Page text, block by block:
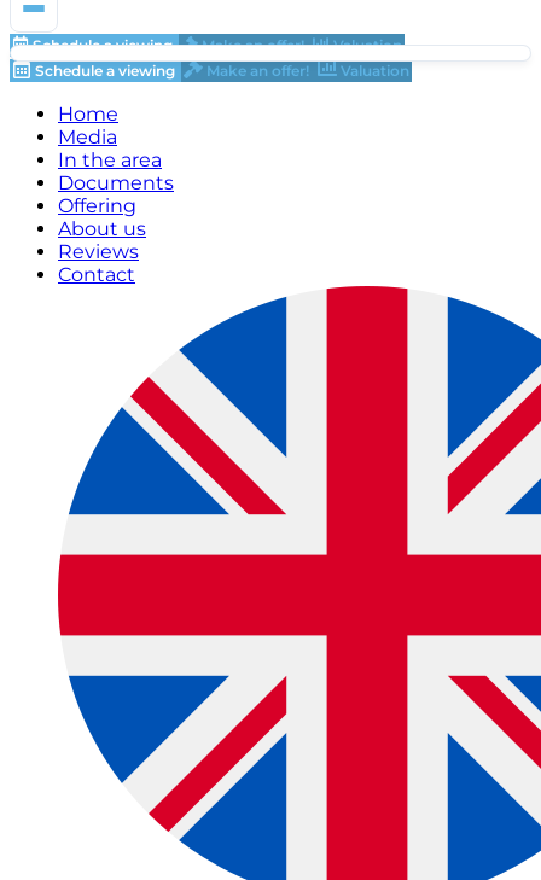
Schedule a viewing Make an offer!
Valuation
Schedule a viewing
Make an offer! Valuation
Home
Media
In the area
Documents
Offering
About us
Reviews
Contact